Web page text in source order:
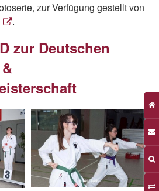
zur Verfügung gestellt von
.
zur Deutschen